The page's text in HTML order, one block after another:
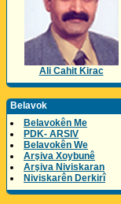
Ali Cahit Kirac
Belavok
Belavokên Me
PDK- ARSIV
Belavokên We
Arşiva Xoybunê
Arşiva Niviskaran
Niviskarên Derkirî